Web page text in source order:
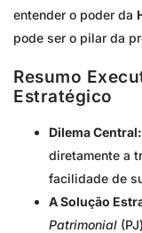
entender o poder da
pode ser o pilar da
Resumo
Estratégico
Dilema Central:
diretamente a
facilidade de
A Solução
Patrimonial